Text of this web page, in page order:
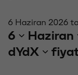
6 Haziran 2026
6 Haziran
dYdX